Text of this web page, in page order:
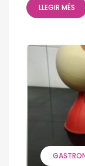
LLEGIR MÉS